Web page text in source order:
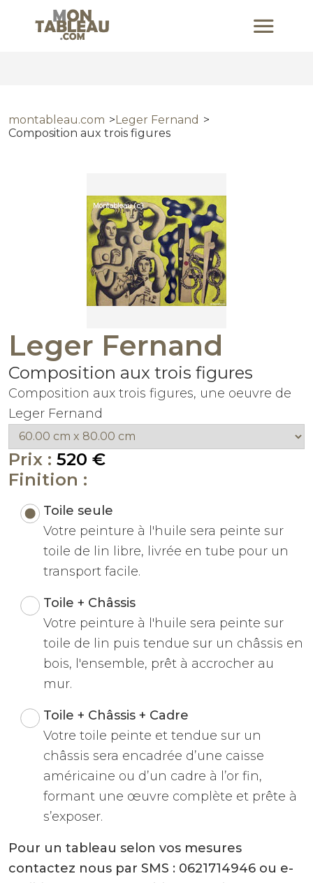
montableau.com
Leger Fernand
Composition aux trois figures
Leger Fernand
Composition aux trois figures
Composition aux trois figures, une oeuvre de
Leger Fernand
Prix : 520 €
Finition :
Toile seule
Votre peinture à l'huile sera peinte sur
toile de lin libre, livrée en tube pour un
transport facile.
Toile + Châssis
Votre peinture à l'huile sera peinte sur
toile de lin puis tendue sur un châssis en
bois, l'ensemble, prêt à accrocher au
mur.
Toile + Châssis + Cadre
Votre toile peinte et tendue sur un
châssis sera encadrée d’une caisse
américaine ou d’un cadre à l’or fin,
formant une œuvre complète et prête à
s’exposer.
Pour un tableau selon vos mesures
contactez nous par SMS : 0621714946 ou e-